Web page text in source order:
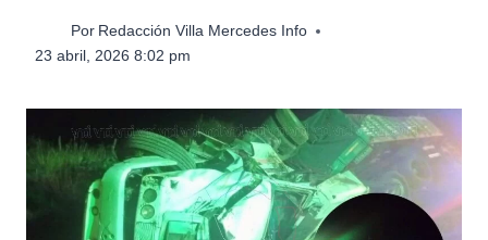
Por Redacción Villa Mercedes Info
23 abril, 2026 8:02 pm